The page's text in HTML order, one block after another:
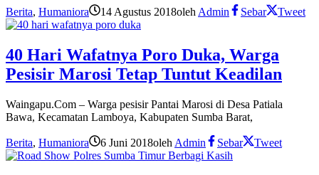
Berita, Humaniora 14 Agustus 2018oleh Admin Sebar Tweet
40 Hari Wafatnya Poro Duka, Warga
Pesisir Marosi Tetap Tuntut Keadilan
Waingapu.Com – Warga pesisir Pantai Marosi di Desa Patiala
Bawa, Kecamatan Lamboya, Kabupaten Sumba Barat,
Berita, Humaniora 6 Juni 2018oleh Admin Sebar Tweet